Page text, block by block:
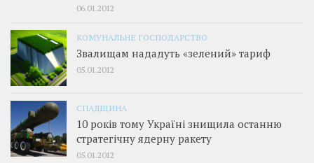
06.01.2012
КОМУНАЛЬНЕ ГОСПОДАРСТВО
Звалищам нададуть «зелений» тариф
05.01.2012
СПАДЩИНА
10 років тому Україні знищила останню
стратегічну ядерну ракету
05.01.2012